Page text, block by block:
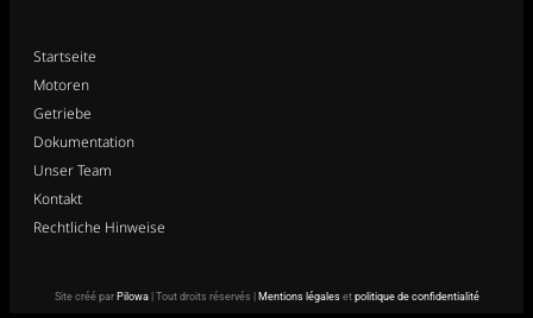
Startseite
Motoren
Getriebe
Dokumentation
Unser Team
Kontakt
Rechtliche Hinweise
Site créé par Pilowa| Tout droits réservés | Mentions légaleset politique de confidentialité